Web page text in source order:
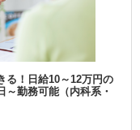
る！日給10～12万円の
勤務可能（内科系・